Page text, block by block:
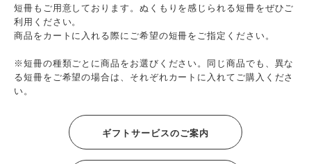
短冊もご用意しております。ぬくもりを感じられる短冊をぜひご
利用ください。
商品をカートに入れる際にご希望の短冊をご指定ください。
※短冊の種類ごとに商品をお選びください。同じ商品でも、異な
る短冊をご希望の場合は、それぞれカートに入れてご購入くださ
い。
ギフトサービスのご案内